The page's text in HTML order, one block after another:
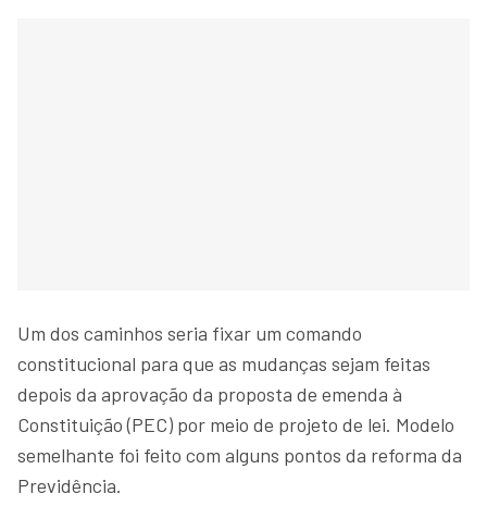
Um dos caminhos seria fixar um comando
constitucional para que as mudanças sejam feitas
depois da aprovação da proposta de emenda à
Constituição (PEC) por meio de projeto de lei. Modelo
semelhante foi feito com alguns pontos da reforma da
Previdência.